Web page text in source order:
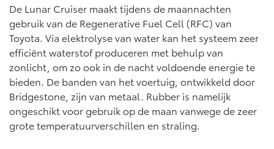
De Lunar Cruiser maakt tijdens de maannachten
gebruik van de Regenerative Fuel Cell (RFC) van
Toyota. Via elektrolyse van water kan het systeem zeer
efficiënt waterstof produceren met behulp van
zonlicht, om zo ook in de nacht voldoende energie te
bieden. De banden van het voertuig, ontwikkeld door
Bridgestone, zijn van metaal. Rubber is namelijk
ongeschikt voor gebruik op de maan vanwege de zeer
grote temperatuurverschillen en straling.